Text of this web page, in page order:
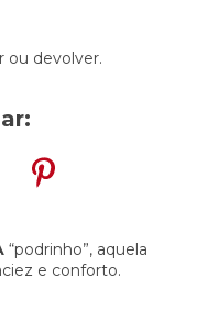
ou devolver.
“podrinho”, aquela
e conforto.